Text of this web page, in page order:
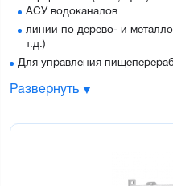
АСУ водоканалов
линии по дерево- и
т.д.)
Для управления
Для управления
Преимущества ОВЕН
Развернуть